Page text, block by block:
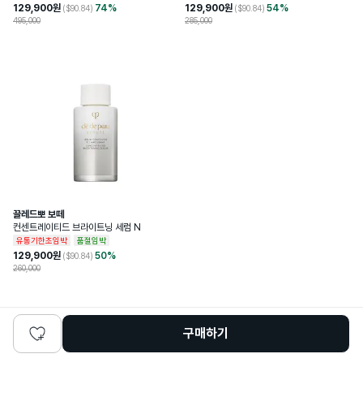
구매하기
129,900원 ($90.84) 74%
495,000
129,900원 ($90.84) 54%
285,000
끌레드뽀 보떼
컨센트레이티드 브라이트닝 세럼 N
유통기한초임박 품절임박
129,900원 ($90.84) 50%
260,000